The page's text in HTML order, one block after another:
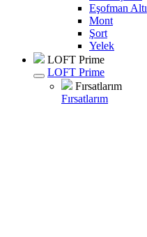
Eşofman Altı
Mont
Şort
Yelek
LOFT Prime
LOFT Prime
Fırsatlarım
Fırsatlarım